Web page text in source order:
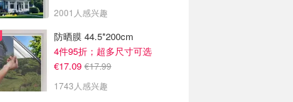
2001人感兴趣
防晒膜 44.5*200cm
4件95折；超多尺寸可选
€17.09 €17.99
1743人感兴趣